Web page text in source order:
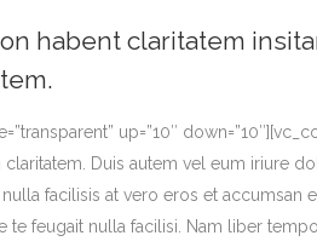
habent claritatem
up=”10″
claritatem. Duis autem vel eum iriure
facilisis at vero eros et
te feugait nulla facilisi. Nam liber